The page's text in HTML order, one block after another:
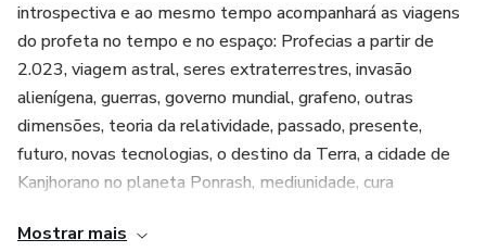
introspectiva e ao mesmo tempo acompanhará as viagens
do profeta no tempo e no espaço: Profecias a partir de
2.023, viagem astral, seres extraterrestres, invasão
alienígena, guerras, governo mundial, grafeno, outras
dimensões, teoria da relatividade, passado, presente,
futuro, novas tecnologias, o destino da Terra, a cidade de
Kanjhorano no planeta Ponrash, mediunidade, cura
Uma fonte de conhecimentos...
Mostrar mais